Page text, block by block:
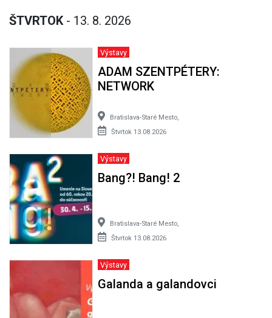
ŠTVRTOK - 13. 8. 2026
Výstavy
ADAM SZENTPÉTERY:
NETWORK
Bratislava-Staré Mesto,
Štvrtok 13.08.2026
Výstavy
Bang?! Bang! 2
Bratislava-Staré Mesto,
Štvrtok 13.08.2026
Výstavy
Galanda a galandovci